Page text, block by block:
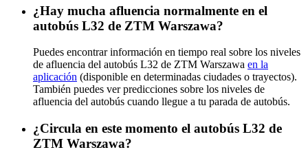
¿Hay mucha afluencia normalmente en el
autobús L32 de ZTM Warszawa?
Puedes encontrar información en tiempo real sobre los niveles
de afluencia del autobús L32 de ZTM Warszawa en la
aplicación (disponible en determinadas ciudades o trayectos).
También puedes ver predicciones sobre los niveles de
afluencia del autobús cuando llegue a tu parada de autobús.
¿Circula en este momento el autobús L32 de
ZTM Warszawa?